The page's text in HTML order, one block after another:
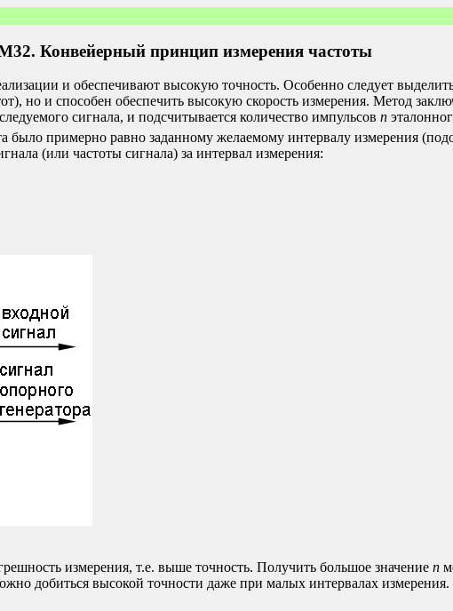
Конвейерный принцип измерения частоты
и обеспечивают высокую точность. Особенно следует
но и способен обеспечить высокую скорость измерения. Метод
сигнала, и подсчитывается количество импульсов n
было примерно равно заданному желаемому интервалу измерения
(или частоты сигнала) за интервал измерения:
измерения, т.е. выше точность. Получить большое значение n
добиться высокой точности даже при малых интервалах